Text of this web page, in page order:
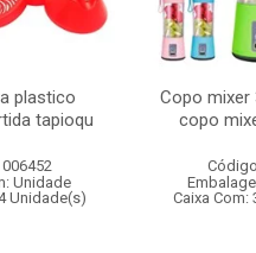
plastico
tapioqu
Unidade
Unidade(s)
Copo mixer
copo
Caixa Com: